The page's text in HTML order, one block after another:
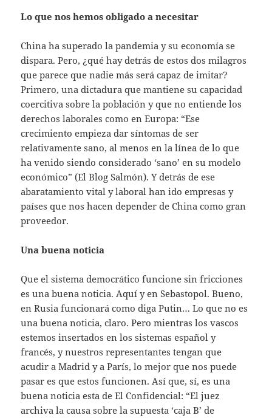
Lo que nos hemos obligado a necesitar
China ha superado la pandemia y su economía se
dispara. Pero, ¿qué hay detrás de estos dos milagros
que parece que nadie más será capaz de imitar?
Primero, una dictadura que mantiene su capacidad
coercitiva sobre la población y que no entiende los
derechos laborales como en Europa: “Ese
crecimiento empieza dar síntomas de ser
relativamente sano, al menos en la línea de lo que
ha venido siendo considerado ‘sano’ en su modelo
económico” (El Blog Salmón). Y detrás de ese
abaratamiento vital y laboral han ido empresas y
países que nos hacen depender de China como gran
proveedor.
Una buena noticia
Que el sistema democrático funcione sin fricciones
es una buena noticia. Aquí y en Sebastopol. Bueno,
en Rusia funcionará como diga Putin… Lo que no es
una buena noticia, claro. Pero mientras los vascos
estemos insertados en los sistemas español y
francés, y nuestros representantes tengan que
acudir a Madrid y a París, lo mejor que nos puede
pasar es que estos funcionen. Así que, sí, es una
buena noticia esta de El Confidencial: “El juez
archiva la causa sobre la supuesta ‘caja B’ de